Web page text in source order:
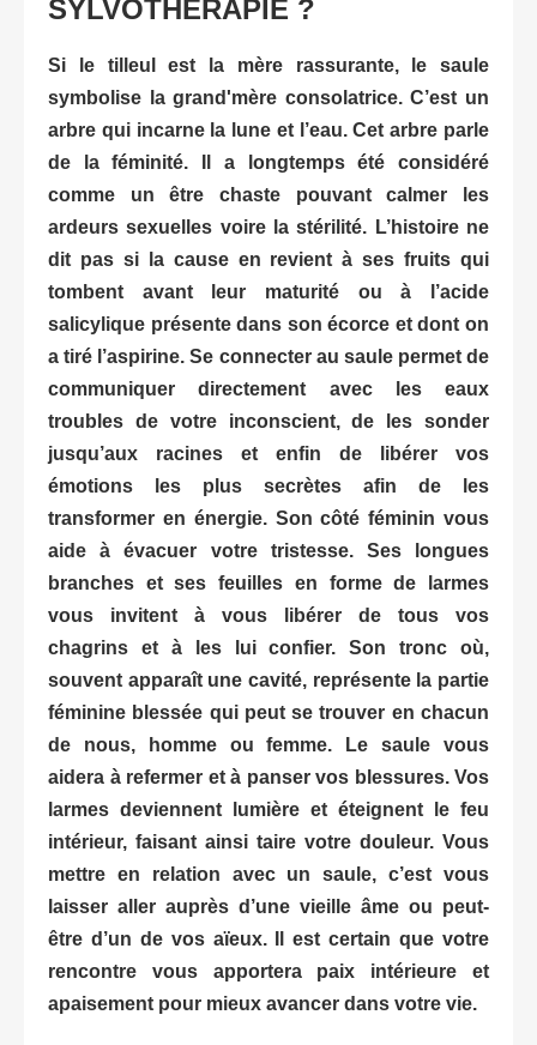
SYLVOTHÉRAPIE ?
Si le tilleul est la mère rassurante, le saule
symbolise la grand'mère consolatrice. C’est un
arbre qui incarne la lune et l’eau. Cet arbre parle
de la féminité. Il a longtemps été considéré
comme un être chaste pouvant calmer les
ardeurs sexuelles voire la stérilité. L’histoire ne
dit pas si la cause en revient à ses fruits qui
tombent avant leur maturité ou à l’acide
salicylique présente dans son écorce et dont on
a tiré l’aspirine. Se connecter au saule permet de
communiquer directement avec les eaux
troubles de votre inconscient, de les sonder
jusqu’aux racines et enfin de libérer vos
émotions les plus secrètes afin de les
transformer en énergie. Son côté féminin vous
aide à évacuer votre tristesse. Ses longues
branches et ses feuilles en forme de
larmes
vous invitent à vous libérer de tous vos
chagrins et à les lui confier. Son tronc où,
souvent apparaît une cavité, représente la partie
féminine blessée qui peut se trouver en chacun
de nous, homme ou femme. Le saule vous
aidera à refermer et à panser vos blessures. Vos
larmes deviennent lumière et éteignent le feu
intérieur, faisant ainsi taire votre douleur. Vous
mettre en relation avec un saule, c’est vous
laisser aller auprès d’une vieille âme ou peut-
être d’un de vos aïeux. Il est certain que votre
rencontre vous apportera paix intérieure et
apaisement pour mieux avancer dans votre vie.